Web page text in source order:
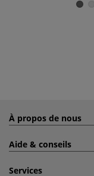
À propos de nous
Aide & conseils
Services